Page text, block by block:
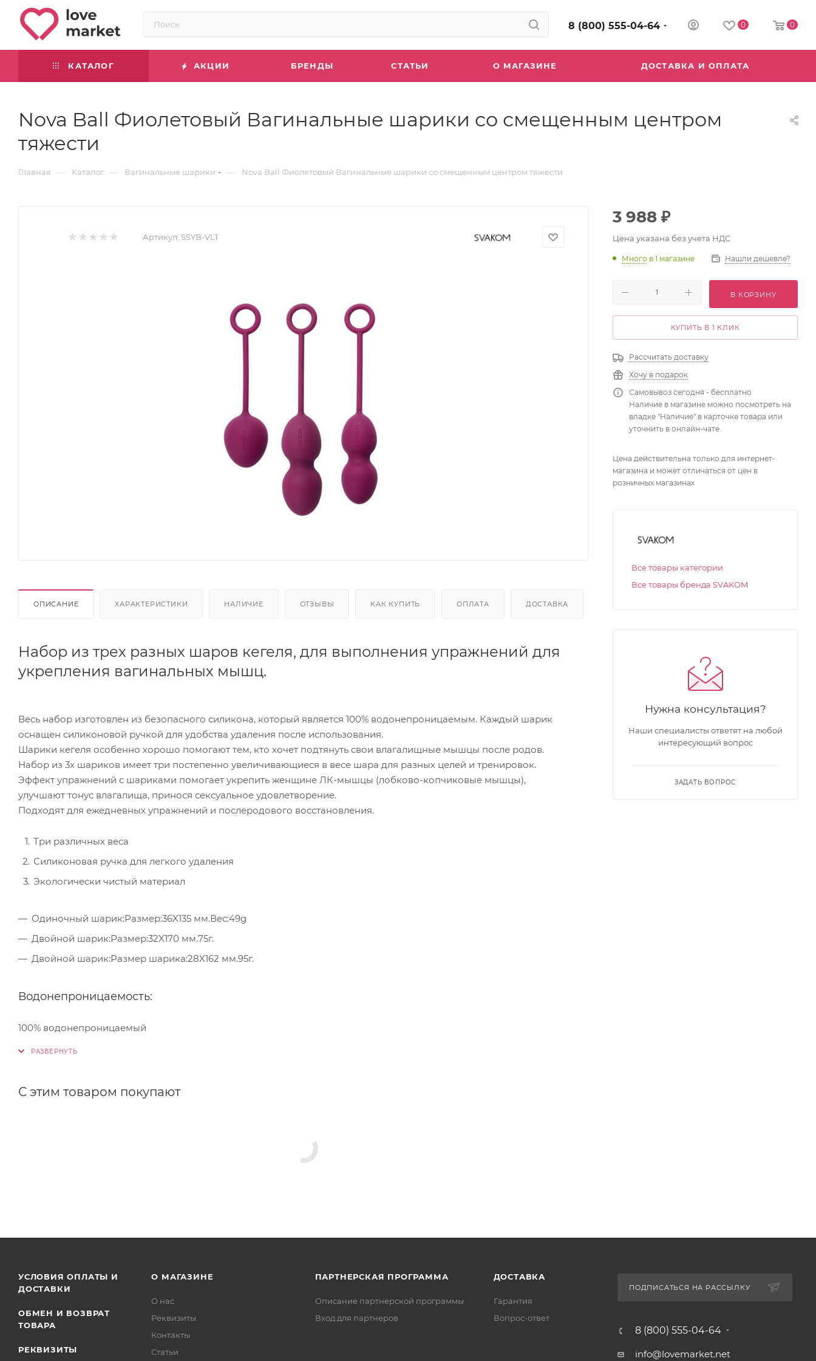
8 (800) 555-04-64 0 0
КАТАЛОГ АКЦИИ БРЕНДЫ СТАТЬИ О МАГАЗИНЕ ДОСТАВКА И ОПЛАТА
Nova Ball Фиолетовый Вагинальные шарики со смещенным центром
тяжести
Главная — Каталог — Вагинальные шарики — Nova Ball Фиолетовый Вагинальные шарики со смещенным центром тяжести
Артикул: SSYB-VLT
ОПИСАНИЕ ХАРАКТЕРИСТИКИ НАЛИЧИЕ ОТЗЫВЫ КАК КУПИТЬ ОПЛАТА ДОСТАВКА
Набор из трех разных шаров кегеля, для выполнения упражнений для
укрепления вагинальных мышц.
Весь набор изготовлен из безопасного силикона, который является 100% водонепроницаемым. Каждый шарик
оснащен силиконовой ручкой для удобства удаления после использования.
Шарики кегеля особенно хорошо помогают тем, кто хочет подтянуть свои влагалищные мышцы после родов.
Набор из 3х шариков имеет три постепенно увеличивающиеся в весе шара для разных целей и тренировок.
Эффект упражнений с шариками помогает укрепить женщине ЛК-мышцы (лобково-копчиковые мышцы),
улучшают тонус влагалища, принося сексуальное удовлетворение.
Подходят для ежедневных упражнений и послеродового восстановления.
Три различных веса
Силиконовая ручка для легкого удаления
Экологически чистый материал
Одиночный шарик:Размер:36X135 мм.Вес:49g
Двойной шарик:Размер:32X170 мм.75г.
Двойной шарик:Размер шарика:28X162 мм.95г.
Водонепроницаемость:
100% водонепроницаемый
С этим товаром покупают
3 988 ₽
Цена указана без учета НДС
Много в 1 магазине Нашли дешевле?
В КОРЗИНУ
КУПИТЬ В 1 КЛИК
Рассчитать доставку
Хочу в подарок
Самовывоз сегодня - бесплатно
Наличие в магазине можно посмотреть на
владке "Наличие" в карточке товара или
уточнить в онлайн-чате.
Цена действительна только для интернет-
магазина и может отличаться от цен в
розничных магазинах
Все товары категории
Все товары бренда SVAKOM
Нужна консультация?
Наши специалисты ответят на любой
интересующий вопрос
ЗАДАТЬ ВОПРОС
УСЛОВИЯ ОПЛАТЫ И
ДОСТАВКИ
ОБМЕН И ВОЗВРАТ
ТОВАРА
РЕКВИЗИТЫ
О МАГАЗИНЕ
О нас
Реквизиты
Контакты
Статьи
ПАРТНЕРСКАЯ ПРОГРАММА
Описание партнерской программы
Вход для партнеров
ДОСТАВКА
Гарантия
Вопрос-ответ
ПОДПИСАТЬСЯ НА РАССЫЛКУ
8 (800) 555-04-64
info@lovemarket.net